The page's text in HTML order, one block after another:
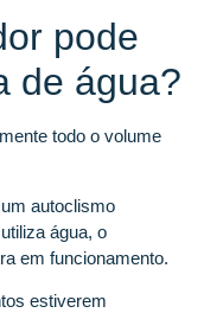
pode
de água?
todo o volume
autoclismo
água, o
em funcionamento.
estiverem